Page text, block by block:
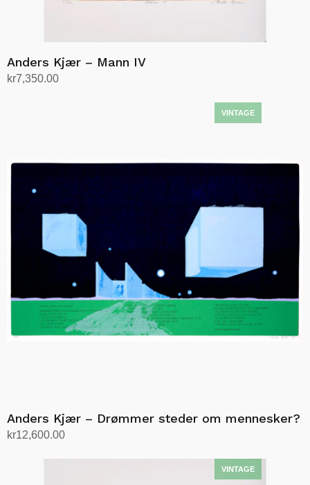
Anders Kjær – Mann IV
kr7,350.00
Anders Kjær – Drømmer steder om mennesker?
kr12,600.00